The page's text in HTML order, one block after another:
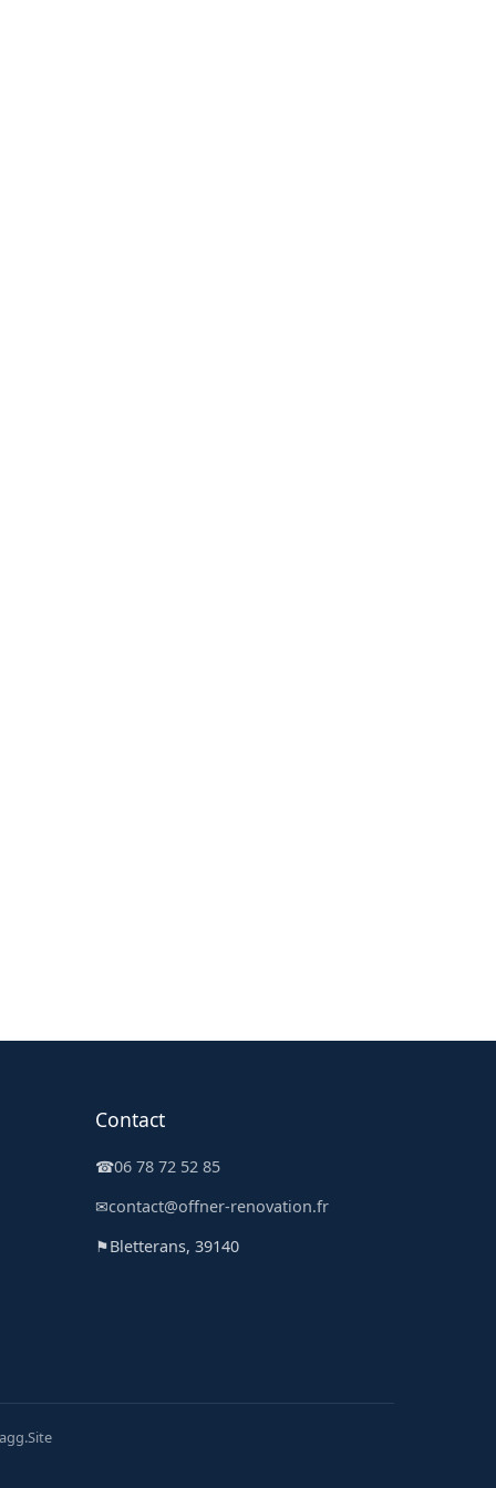
Contact
☎06 78 72 52 85
✉contact@offner-renovation.fr
⚑Bletterans, 39140